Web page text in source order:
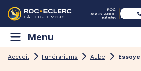
Menu
Accueil Funérariums Aube